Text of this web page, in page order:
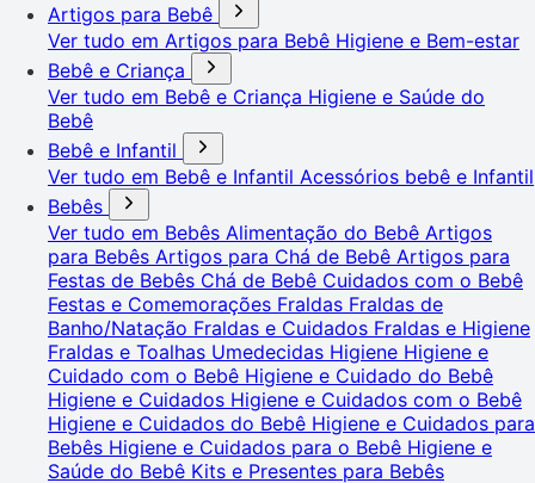
Artigos para Bebê
Ver tudo em Artigos para Bebê Higiene e Bem-estar
Bebê e Criança
Ver tudo em Bebê e Criança Higiene e Saúde do
Bebê
Bebê e Infantil
Ver tudo em Bebê e Infantil Acessórios bebê e Infantil
Bebês
Ver tudo em Bebês Alimentação do Bebê Artigos
para Bebês Artigos para Chá de Bebê Artigos para
Festas de Bebês Chá de Bebê Cuidados com o Bebê
Festas e Comemorações Fraldas Fraldas de
Banho/Natação Fraldas e Cuidados Fraldas e Higiene
Fraldas e Toalhas Umedecidas Higiene Higiene e
Cuidado com o Bebê Higiene e Cuidado do Bebê
Higiene e Cuidados Higiene e Cuidados com o Bebê
Higiene e Cuidados do Bebê Higiene e Cuidados para
Bebês Higiene e Cuidados para o Bebê Higiene e
Saúde do Bebê Kits e Presentes para Bebês